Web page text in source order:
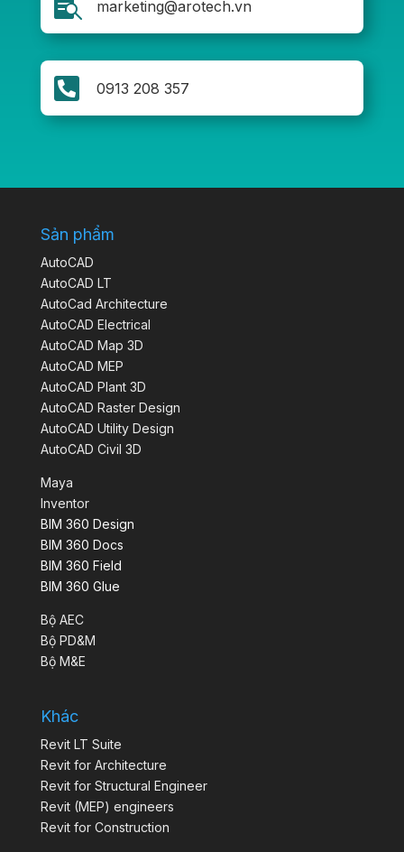
 marketing@arotech.vn
 0913 208 357
Sản phẩm
AutoCAD
AutoCAD LT
AutoCad Architecture
AutoCAD Electrical
AutoCAD Map 3D
AutoCAD MEP
AutoCAD Plant 3D
AutoCAD Raster Design
AutoCAD Utility Design
AutoCAD Civil 3D
Maya
Inventor
BIM 360 Design
BIM 360 Docs
BIM 360 Field
BIM 360 Glue
Bộ AEC
Bộ PD&M
Bộ M&E
Khác
Revit LT Suite
Revit for Architecture
Revit for Structural Engineer
Revit (MEP) engineers
Revit for Construction